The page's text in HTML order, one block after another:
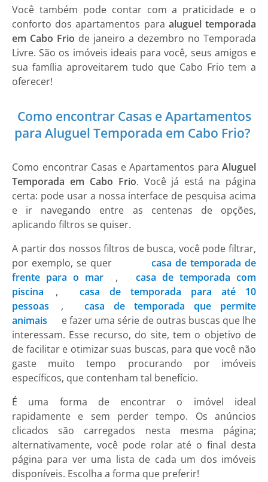
Você também pode contar com a praticidade e o
conforto dos apartamentos para aluguel temporada
em Cabo Frio de janeiro a dezembro no Temporada
Livre. São os imóveis ideais para você, seus amigos e
sua família aproveitarem tudo que Cabo Frio tem a
oferecer!
Como encontrar Casas e Apartamentos
para Aluguel Temporada em Cabo Frio?
Como encontrar Casas e Apartamentos para Aluguel
Temporada em Cabo Frio. Você já está na página
certa: pode usar a nossa interface de pesquisa acima
e ir navegando entre as centenas de opções,
aplicando filtros se quiser.
A partir dos nossos filtros de busca, você pode filtrar,
por exemplo, se quer
casa de temporada de
frente para o mar
,
casa de temporada com
piscina
,
casa de temporada para até 10
pessoas
,
casa de temporada que permite
animais
e fazer uma série de outras buscas que lhe
interessam. Esse recurso, do site, tem o objetivo de
de facilitar e otimizar suas buscas, para que você não
gaste muito tempo procurando por imóveis
específicos, que contenham tal benefício.
É uma forma de encontrar o imóvel ideal
rapidamente e sem perder tempo. Os anúncios
clicados são carregados nesta mesma página;
alternativamente, você pode rolar até o final desta
página para ver uma lista de cada um dos imóveis
disponíveis. Escolha a forma que preferir!